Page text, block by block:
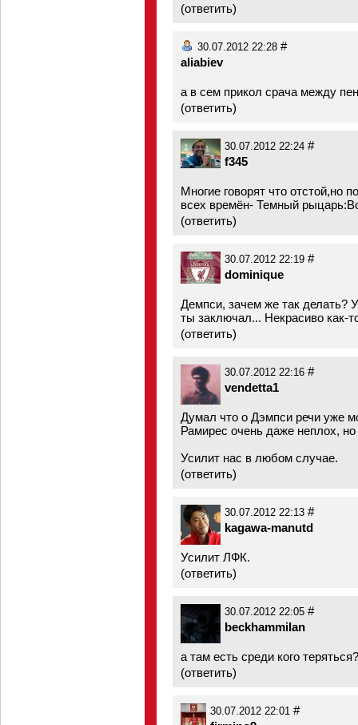
(ответить)
30.07.2012 22:28 #
aliabiev
а в сем прикол срача между
(ответить)
30.07.2012 22:24 #
f345
Многие говорят что отстой,но
всех времён- Темный
(ответить)
30.07.2012 22:19 #
dominique
Демпси, зачем же так делать?
ты заключал... Некрасиво как-
(ответить)
30.07.2012 22:16 #
vendetta1
Думал что о Дэмпси речи уже
Рамирес очень даже неплох,
Усилит нас в любом случае.
(ответить)
30.07.2012 22:13 #
kagawa-manutd
Усилит ЛФК.
(ответить)
30.07.2012 22:05 #
beckhammilan
а там есть среди кого
(ответить)
30.07.2012 22:01 #